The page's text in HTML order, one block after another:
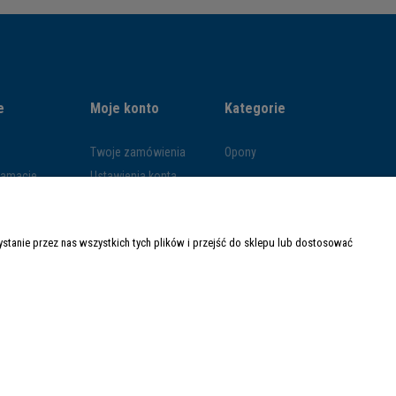
dostawy
Moje konto
Twoje zamówienia
Ustawienia konta
Kategorie
Opony
przez nas wszystkich tych plików i przejść do sklepu lub dostosować